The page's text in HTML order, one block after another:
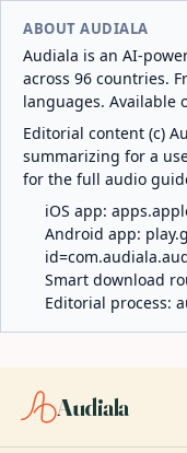
ABOUT AUDIALA
Audiala is an AI-
across 96 countries.
languages. Available
Editorial content (c)
summarizing for a
for the full audio
iOS app:
Android app:
Smart download
Editorial process:
Audiala